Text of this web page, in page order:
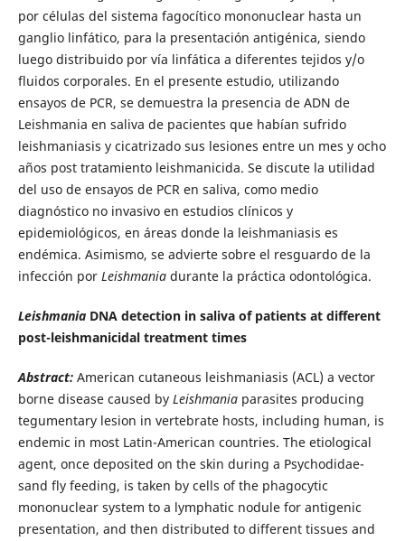
por células del sistema fagocítico mononuclear hasta un
ganglio linfático, para la presentación antigénica, siendo
luego distribuido por vía linfática a diferentes tejidos y/o
fluidos corporales. En el presente estudio, utilizando
ensayos de PCR, se demuestra la presencia de ADN de
Leishmania en saliva de pacientes que habían sufrido
leishmaniasis y cicatrizado sus lesiones entre un mes y ocho
años post tratamiento leishmanicida. Se discute la utilidad
del uso de ensayos de PCR en saliva, como medio
diagnóstico no invasivo en estudios clínicos y
epidemiológicos, en áreas donde la leishmaniasis es
endémica. Asimismo, se advierte sobre el resguardo de la
infección por Leishmaniadurante la práctica odontológica.
LeishmaniaDNA detection in saliva of patients at different
post-leishmanicidal treatment times
Abstract:American cutaneous leishmaniasis (ACL) a vector
borne disease caused by Leishmaniaparasites producing
tegumentary lesion in vertebrate hosts, including human, is
endemic in most Latin-American countries. The etiological
agent, once deposited on the skin during a Psychodidae-
sand fly feeding, is taken by cells of the phagocytic
mononuclear system to a lymphatic nodule for antigenic
presentation, and then distributed to different tissues and